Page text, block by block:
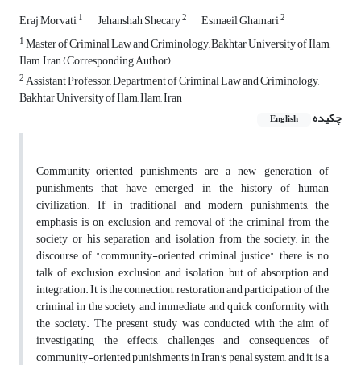
Eraj Morvati1 Jehanshah Shecary2 Esmaeil Ghamari2
1Master of Criminal Law and Criminology, Bakhtar University of Ilam,
Ilam, Iran (Corresponding Author)
2Assistant Professor, Department of Criminal Law and Criminology,
Bakhtar University of Ilam, Ilam, Iran
چکیده
English
Community-oriented punishments are a new generation of
punishments that have emerged in the history of human
civilization. If in traditional and modern punishments, the
emphasis is on exclusion and removal of the criminal from the
society or his separation and isolation from the society, in the
discourse of "community-oriented criminal justice", there is no
talk of exclusion, exclusion and isolation, but of absorption and
integration. It is the connection, restoration and participation of the
criminal in the society and immediate and quick conformity with
the society. The present study was conducted with the aim of
investigating the effects, challenges and consequences of
community-oriented punishments in Iran's penal system, and it is a